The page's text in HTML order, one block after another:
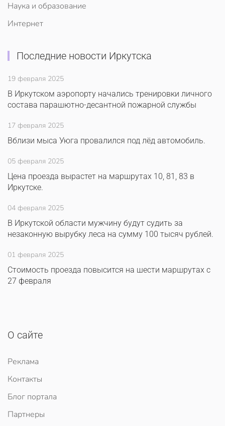
Наука и образование
Интернет
Последние новости Иркутска
19 февраля 2025
В Иркутском аэропорту начались тренировки личного
состава парашютно-десантной пожарной службы
17 февраля 2025
Вблизи мыса Уюга провалился под лёд автомобиль.
05 февраля 2025
Цена проезда вырастет на маршрутах 10, 81, 83 в
Иркутске.
04 февраля 2025
В Иркутской области мужчину будут судить за
незаконную вырубку леса на сумму 100 тысяч рублей.
01 февраля 2025
Стоимость проезда повысится на шести маршрутах с
27 февраля
О сайте
Реклама
Контакты
Блог портала
Партнеры